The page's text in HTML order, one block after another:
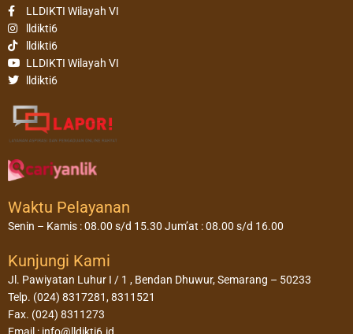
LLDIKTI Wilayah VI
lldikti6
lldikti6
LLDIKTI Wilayah VI
lldikti6
Waktu Pelayanan
Senin – Kamis : 08.00 s/d 15.30 Jum’at : 08.00 s/d 16.00
Kunjungi Kami
Jl. Pawiyatan Luhur I / 1 , Bendan Dhuwur, Semarang – 50233
Telp. (024) 8317281, 8311521
Fax. (024) 8311273